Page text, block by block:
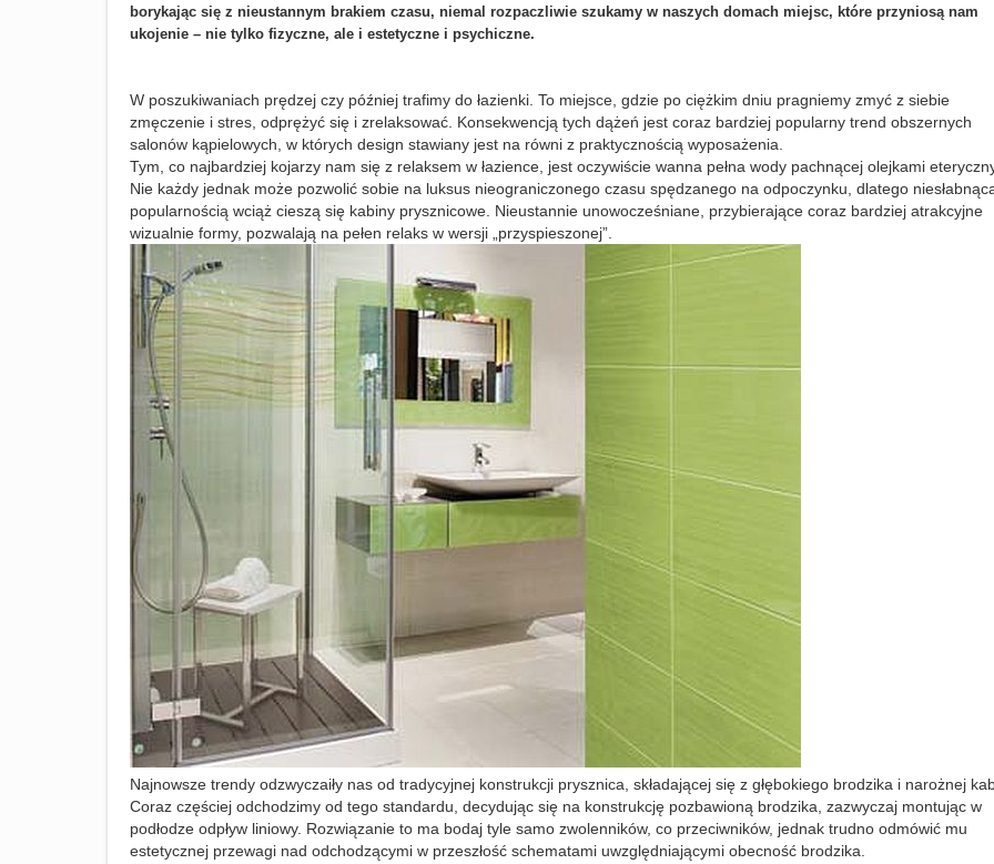
borykając się z nieustannym brakiem czasu, niemal rozpaczliwie szukamy w naszych domach miejsc, które przyniosą nam
ukojenie – nie tylko fizyczne, ale i estetyczne i psychiczne.
W poszukiwaniach prędzej czy później trafimy do łazienki. To miejsce, gdzie po ciężkim dniu pragniemy zmyć z siebie
zmęczenie i stres, odprężyć się i zrelaksować. Konsekwencją tych dążeń jest coraz bardziej popularny trend obszernych
salonów kąpielowych, w których design stawiany jest na równi z praktycznością wyposażenia.
Tym, co najbardziej kojarzy nam się z relaksem w łazience, jest oczywiście wanna pełna wody pachnącej olejkami
Nie każdy jednak może pozwolić sobie na luksus nieograniczonego czasu spędzanego na odpoczynku, dlatego
popularnością wciąż cieszą się kabiny prysznicowe. Nieustannie unowocześniane, przybierające coraz bardziej atrakcyjne
wizualnie formy, pozwalają na pełen relaks w wersji „przyspieszonej”.
Najnowsze trendy odzwyczaiły nas od tradycyjnej konstrukcji prysznica, składającej się z głębokiego brodzika i narożnej
Coraz częściej odchodzimy od tego standardu, decydując się na konstrukcję pozbawioną brodzika, zazwyczaj montując w
podłodze odpływ liniowy. Rozwiązanie to ma bodaj tyle samo zwolenników, co przeciwników, jednak trudno odmówić mu
estetycznej przewagi nad odchodzącymi w przeszłość schematami uwzględniającymi obecność brodzika.